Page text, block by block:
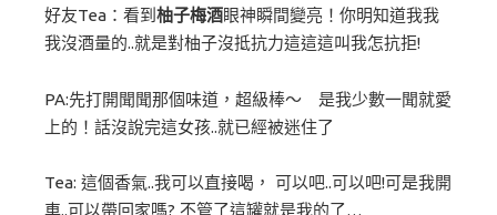
好友Tea：看到 柚子梅酒眼神瞬間變亮！你明知道我我
我沒酒量的..就是對柚子沒抵抗力這這這叫我怎抗拒!
PA:先打開聞聞那個味道，超級棒～ 是我少數一聞就愛
上的！話沒說完這女孩..就已經被迷住了
Tea: 這個香氣..我可以直接喝， 可以吧..可以吧!可是我開
車..可以帶回家嗎? 不管了這罐就是我的了…